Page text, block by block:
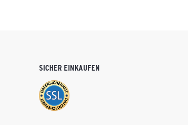
SICHER EINKAUFEN